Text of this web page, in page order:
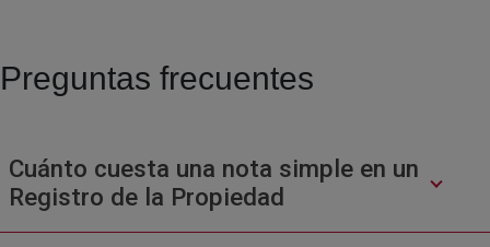
Preguntas frecuentes
Cuánto cuesta una nota simple en un
Registro de la Propiedad